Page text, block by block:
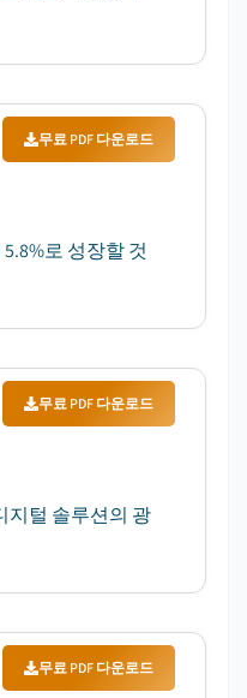
무료 PDF 다운로드
로 성장할 것
무료 PDF 다운로드
지털 솔루션의 광
무료 PDF 다운로드